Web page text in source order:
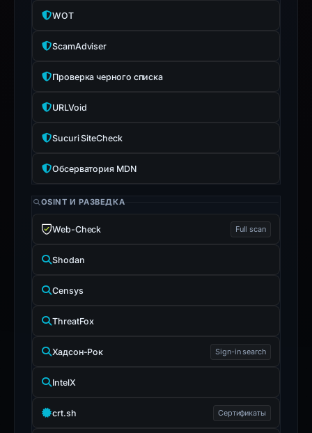
WOT
ScamAdviser
Проверка черного списка
URLVoid
Sucuri SiteCheck
Обсерватория MDN
OSINT И РАЗВЕДКА
Web-Check Full scan
Shodan
Censys
ThreatFox
Хадсон-Рок Sign-in search
IntelX
crt.sh Сертификаты